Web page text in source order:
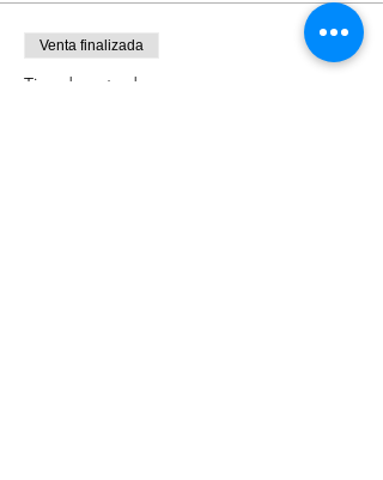
Venta finalizada
Tipo de entrada